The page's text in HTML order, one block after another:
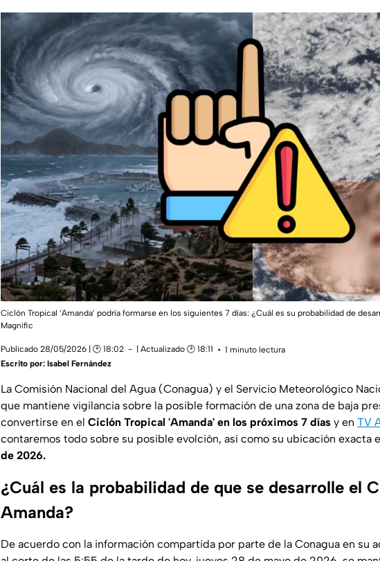
Ciclón Tropical ‘Amanda’ podría formarse en los siguientes 7 días: ¿Cuál es su probabilidad de
Magnific
Publicado 28/05/2026 | 🕑 18:02 | Actualizado 🕑 18:11
1 minuto lectura
Escrito por: Isabel Fernández
La Comisión Nacional del Agua (Conagua) y el Servicio Meteorológico
que mantiene vigilancia sobre la posible formación de una zona de baja
convertirse en el Ciclón Tropical 'Amanda' en los próximos 7 días y en TV
contaremos todo sobre su posible evolción, así como su ubicación exacta
de 2026.
¿Cuál es la probabilidad de que se desarrolle el
Amanda?
De acuerdo con la información compartida por parte de la Conagua en su